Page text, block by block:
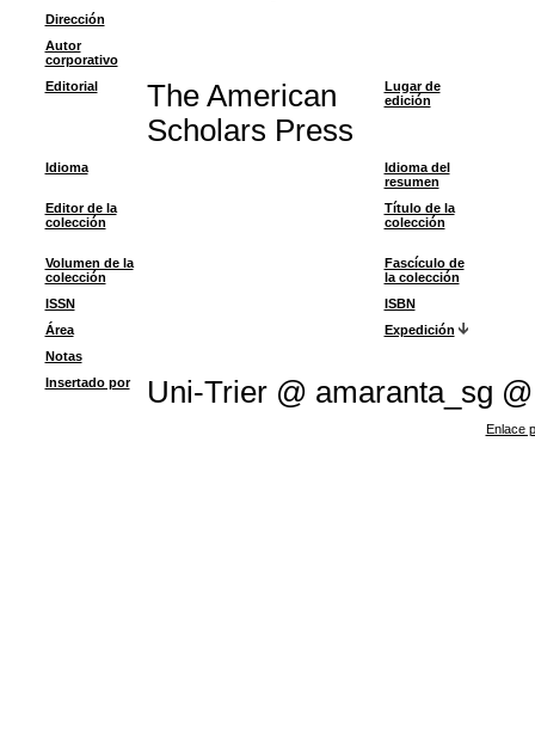
Dirección
Autor
corporativo
Editorial
The American
Scholars Press
Lugar de
edición
Idioma
Idioma del
resumen
Editor de la
colección
Título de la
colección
Volumen de la
colección
Fascículo de
la colección
ISSN
ISBN
Área
Expedición
Notas
Insertado por
Uni-Trier @ amaranta_sg @
Enlace